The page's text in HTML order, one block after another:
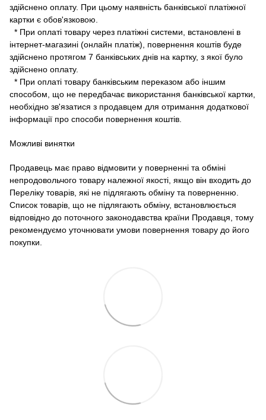
здійснено оплату. При цьому наявність банківської платіжної
картки є обов'язковою.
* При оплаті товару через платіжні системи, встановлені в
інтернет-магазині (онлайн платіж), повернення коштів буде
здійснено протягом 7 банківських днів на картку, з якої було
здійснено оплату.
* При оплаті товару банківським переказом або іншим
способом, що не передбачає використання банківської картки,
необхідно зв'язатися з продавцем для отримання додаткової
інформації про способи повернення коштів.
Можливі винятки
Продавець має право відмовити у поверненні та обміні
непродовольчого товару належної якості, якщо він входить до
Переліку товарів, які не підлягають обміну та поверненню.
Список товарів, що не підлягають обміну, встановлюється
відповідно до поточного законодавства країни Продавця, тому
рекомендуємо уточнювати умови повернення товару до його
покупки.